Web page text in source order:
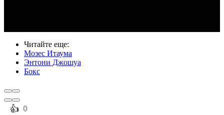
Читайте еще:
Мозес Итаума
Энтони Джошуа
Бокс
️👍 0